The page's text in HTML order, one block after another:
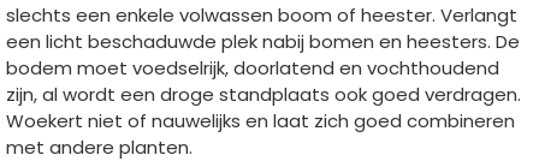
slechts een enkele volwassen boom of heester. Verlangt
een licht beschaduwde plek nabij bomen en heesters. De
bodem moet voedselrijk, doorlatend en vochthoudend
zijn, al wordt een droge standplaats ook goed verdragen.
Woekert niet of nauwelijks en laat zich goed combineren
met andere planten.